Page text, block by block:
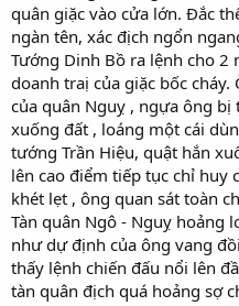
quân giặc vào cửa lớn. Đắc
ngàn tên, xác địch ngổn
Tướng Dinh Bồ ra lệnh cho
doanh traị của giặc bốc
của quân Nguỵ , ngựa ông
xuống đất , loáng một cái
tướng Trần Hiệu, quật hắn
lên cao điểm tiếp tục chỉ huy
khét lẹt , ông quan sát toàn
Tàn quân Ngô - Nguỵ hoảng
như dự định của ông vang
thấy lệnh chiến đấu nổi lên
tàn quân địch quá hoảng sợ